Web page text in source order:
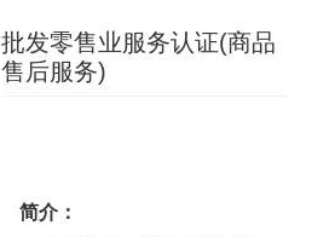
批发零售业服务认证(商品
售后服务)
简介：